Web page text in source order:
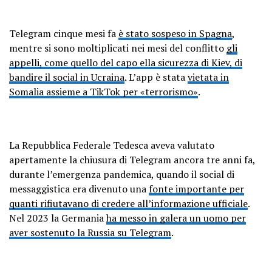
Telegram cinque mesi fa è stato sospeso in Spagna,
mentre si sono moltiplicati nei mesi del conflitto gli
appelli, come quello del capo ella sicurezza di Kiev, di
bandire il social in Ucraina. L’app è statavietata in
Somalia assieme a TikTok per «terrorismo».
La Repubblica Federale Tedesca aveva valutato
apertamente la chiusura di Telegram ancora tre anni fa,
durante l’emergenza pandemica, quando il social di
messaggistica era divenuto unafonte importante per
quanti rifiutavano di credere all’informazione ufficiale.
Nel 2023 la Germaniaha messo in galera un uomo per
aver sostenuto la Russia su Telegram.